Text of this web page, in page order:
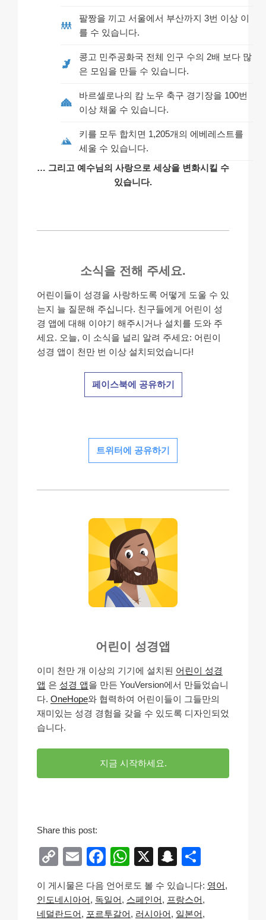
팔짱을 끼고 서울에서 부산까지 3번 이상 이
를 수 있습니다.
콩고 민주공화국 전체 인구 수의 2배 보다 많
은 모임을 만들 수 있습니다.
바르셀로나의 캄 노우 축구 경기장을 100번
이상 채울 수 있습니다.
키를 모두 합치면 1,205개의 에베레스트를
세울 수 있습니다.
… 그리고 예수님의 사랑으로 세상을 변화시킬 수
있습니다.
소식을 전해 주세요.
어린이들이 성경을 사랑하도록 어떻게 도울 수 있
는지 늘 질문해 주십니다. 친구들에게 어린이 성
경 앱에 대해 이야기 해주시거나 설치를 도와 주
세요. 오늘, 이 소식을 널리 알려 주세요: 어린이
성경 앱이 천만 번 이상 설치되었습니다!
페이스북에 공유하기
트위터에 공유하기
어린이 성경앱
이미 천만 개 이상의 기기에 설치된 어린이 성경
앱 은 성경 앱을 만든 YouVersion에서 만들었습니
다. OneHope와 협력하여 어린이들이 그들만의
재미있는 성경 경험을 갖을 수 있도록 디자인되었
습니다.
지금 시작하세요.
Share this post:
C
p
y
E
ail
F
c
e
W
at
s
X
S
a
p
ar
e
이 게시물은 다음 언어로도 볼 수 있습니다: 영어
인도네시아어
독일어 스페인어
프랑스어
네덜란드어
포르투갈어 러시아어 일본어